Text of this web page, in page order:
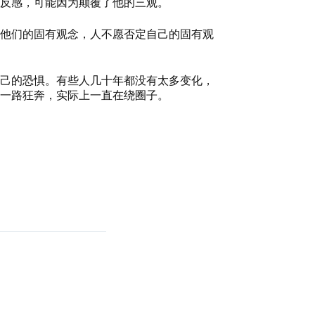
们的固有观念，人不愿否定自己的固有观
的恐惧。有些人几十年都没有太多变化，
路狂奔，实际上一直在绕圈子。